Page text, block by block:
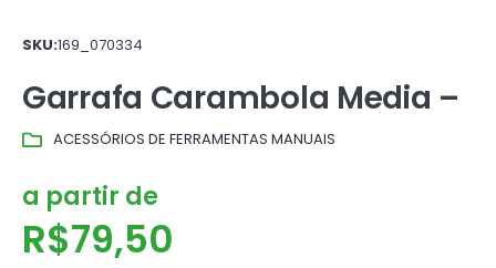
SKU:169_070334
Garrafa Carambola Media –
ACESSÓRIOS DE FERRAMENTAS MANUAIS
a partir de
R$79,50